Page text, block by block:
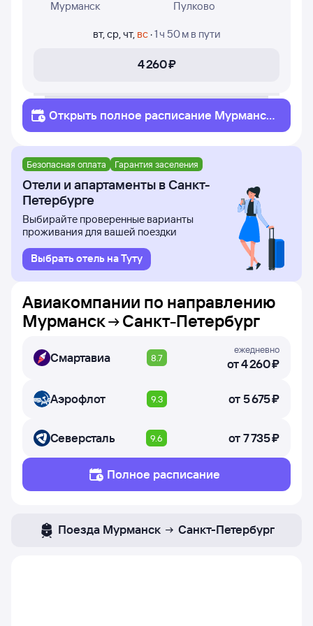
Мурманск Пулково
вт,ср,чт, вс·1 ч 50 м в пути
4 ⁠260 ⁠₽
Открыть полное расписание Мурманск
Санкт-Петербург
Безопасная оплата Гарантия заселения
Отели и апартаменты в Санкт-
Петербурге
Выбирайте проверенные варианты
проживания для вашей поездки
Выбрать отель на Туту
Авиакомпании по направлению
Мурманск
Санкт-Петербург
Смартавиа 8.7
ежедневно
от4 ⁠260 ⁠₽
Аэрофлот 9.3 от 5 ⁠675 ⁠₽
Северсталь 9.6 от7 ⁠735 ⁠₽
Полное расписание
Поезда Мурманск Санкт-Петербург